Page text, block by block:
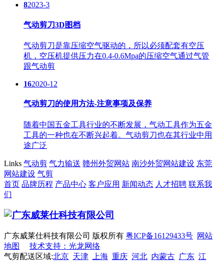
82023-3
气动剪刀3D图档
气动剪刀是靠压缩空气驱动的，所以必须配套有空压
机，空压机提供压力在0.4-0.6Mpa的压缩空气通过气管
跟气动剪
162020-12
气动剪刀的使用方法-注意事项及保养
随着中国五金工具行业的不断发展，气动工具作为五金
工具的一种也在不断兴起着。气动剪刀也在其行业中用
途广泛
Links 气动剪 气力输送 赣州外贸网站 南沙外贸网站建设 东莞
网站建设 气剪
首页 品牌历程 产品中心 客户应用 新闻动态 人才招聘 联系我
们
广东威莱仕科技有限公司 版权所有 粤ICP备16129433号 网站
地图
技术支持：光龙网络
气剪配送区域:北京 天津 上海 重庆 河北 内蒙古 广东 江